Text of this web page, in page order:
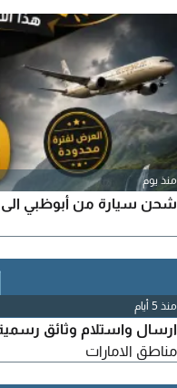
منذ يوم
شحن سيارة من أبوظبي
منذ 5 أيام
ارسال واستلام وثائق
مناطق الامارات